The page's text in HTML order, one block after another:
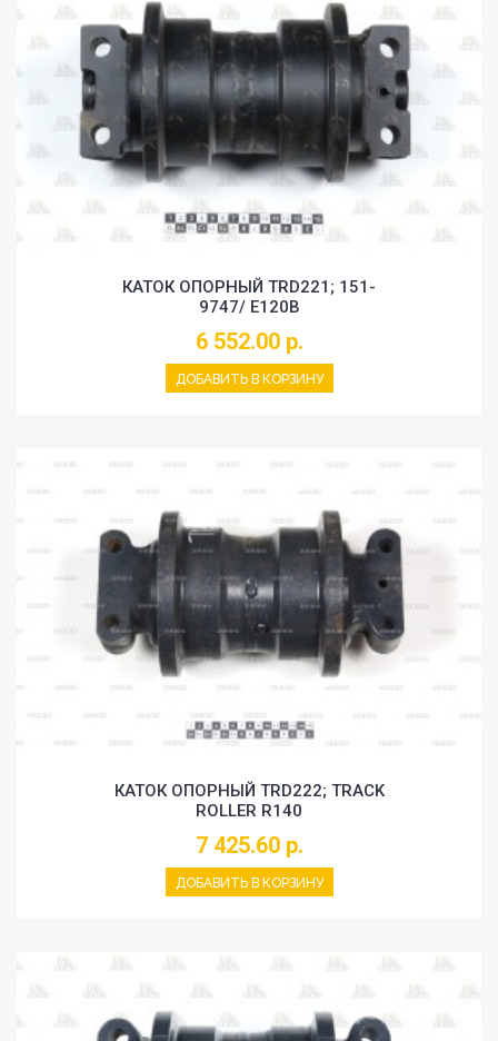
КАТОК ОПОРНЫЙ TRD221; 151-
9747/ E120B
6 552.00 р.
ДОБАВИТЬ В КОРЗИНУ
КАТОК ОПОРНЫЙ TRD222; TRACK
ROLLER R140
7 425.60 р.
ДОБАВИТЬ В КОРЗИНУ